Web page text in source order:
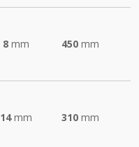
8mm 450 mm
14mm 310 mm